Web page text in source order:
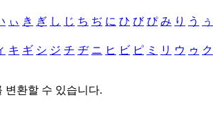
ぃ き ぎ し じ ち ぢ に ひ び ぴ み り う ぅ
キ ギ シ ジ チ ヂ ニ ヒ ビ ピ ミ リ ウ ゥ ク
변환할 수 있습니다.